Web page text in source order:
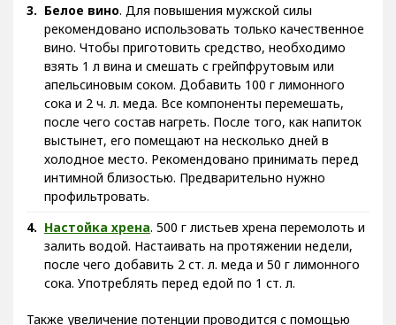
Белое вино. Для повышения мужской силы
рекомендовано использовать только качественное
вино. Чтобы приготовить средство, необходимо
взять 1 л вина и смешать с грейпфрутовым или
апельсиновым соком. Добавить 100 г лимонного
сока и 2 ч. л. меда. Все компоненты перемешать,
после чего состав нагреть. После того, как напиток
выстынет, его помещают на несколько дней в
холодное место. Рекомендовано принимать перед
интимной близостью. Предварительно нужно
профильтровать.
Настойка хрена. 500 г листьев хрена перемолоть и
залить водой. Настаивать на протяжении недели,
после чего добавить 2 ст. л. меда и 50 г лимонного
сока. Употреблять перед едой по 1 ст. л.
Также увеличение потенции проводится с помощью